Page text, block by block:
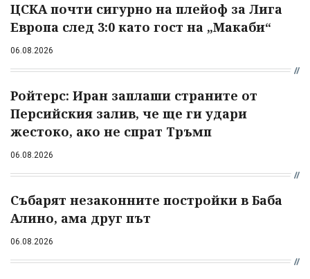
ЦСКА почти сигурно на плейоф за Лига
Европа след 3:0 като гост на „Макаби“
06.08.2026
Ройтерс: Иран заплаши страните от
Персийския залив, че ще ги удари
жестоко, ако не спрат Тръмп
06.08.2026
Събарят незаконните постройки в Баба
Алино, ама друг път
06.08.2026